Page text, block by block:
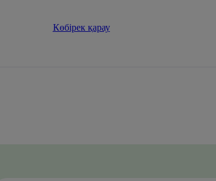
Көбірек қарау